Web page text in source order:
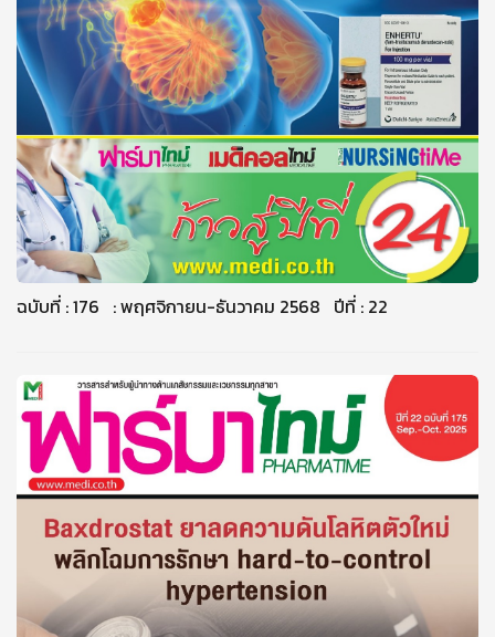
ฉบับที่ : 176 : พฤศจิกายน-ธันวาคม 2568 ปีที่ : 22